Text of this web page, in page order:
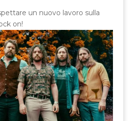
un nuovo lavoro sulla
on!